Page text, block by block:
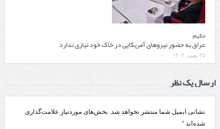
حکیم:
عراق به حضور نیروهای آمریکایی در خاک خود نیازی ندارد
۲۵ بهمن ۱۴۰۲
ارسال یک نظر
نشانی ایمیل شما منتشر نخواهد شد. بخش‌های موردنیاز علامت‌گذاری
شده‌اند *